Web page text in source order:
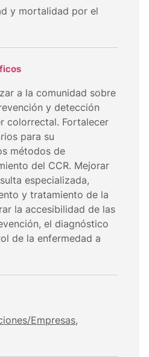
y mortalidad por el
a la comunidad sobre
y detección
colorrectal. Fortalecer
para su
métodos de
del CCR. Mejorar
especializada,
y tratamiento de la
la accesibilidad de las
el diagnóstico
de la enfermedad a
Empresas,